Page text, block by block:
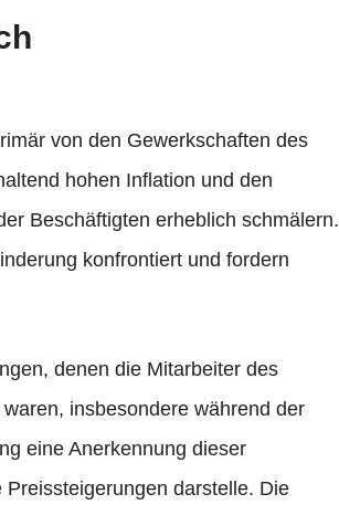
von den Gewerkschaften des
hohen Inflation und den
Beschäftigten erheblich schmälern.
konfrontiert und fordern
denen die Mitarbeiter des
insbesondere während der
eine Anerkennung dieser
darstelle. Die